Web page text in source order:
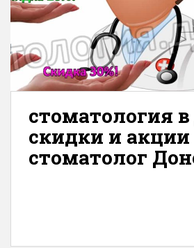
стоматология
скидки и акции
стоматолог